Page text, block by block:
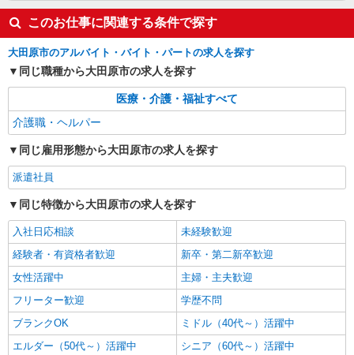
派遣社員
株式会社kotrio /●UT-H-2067453
いつもの家事がお仕事に！？少人数の福祉施設
で日常サポート！
時給1500円〜2125円 ＜日払い有/週払い有/交
通費全支給(ガソリン代含む)＞
大田原市
キープ 詳細を見る
派遣社員
株式会社kotrio /●UT-H-2068373
≪大田原市≫介護の現場で心を燃やせ！！！デ
イサービスSTAFF
時給1500円〜2125円 ＜日払い有/週払い有/交
通費全支給(ガソリン代含む)＞
大田原市内多数 マイカー通勤OK
キープ 詳細を見る
このお仕事に関連する条件で探す
大田原市のアルバイト・バイト・パートの求人を探す
同じ職種から大田原市の求人を探す
医療・介護・福祉すべて
介護職・ヘルパー
同じ雇用形態から大田原市の求人を探す
派遣社員
同じ特徴から大田原市の求人を探す
入社日応相談
未経験歓迎
経験者・有資格者歓迎
新卒・第二新卒歓迎
女性活躍中
主婦・主夫歓迎
フリーター歓迎
学歴不問
ブランクOK
ミドル（40代～）活躍中
エルダー（50代～）活躍中
シニア（60代～）活躍中